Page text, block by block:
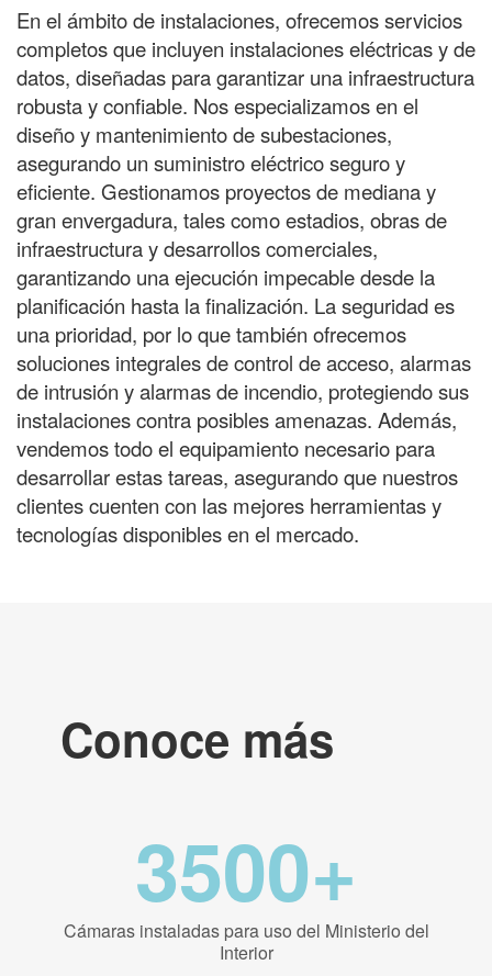
En el ámbito de instalaciones, ofrecemos servicios
completos que incluyen instalaciones eléctricas y de
datos, diseñadas para garantizar una infraestructura
robusta y confiable. Nos especializamos en el
diseño y mantenimiento de subestaciones,
asegurando un suministro eléctrico seguro y
eficiente. Gestionamos proyectos de mediana y
gran envergadura, tales como estadios, obras de
infraestructura y desarrollos comerciales,
garantizando una ejecución impecable desde la
planificación hasta la finalización. La seguridad es
una prioridad, por lo que también ofrecemos
soluciones integrales de control de acceso, alarmas
de intrusión y alarmas de incendio, protegiendo sus
instalaciones contra posibles amenazas. Además,
vendemos todo el equipamiento necesario para
desarrollar estas tareas, asegurando que nuestros
clientes cuenten con las mejores herramientas y
tecnologías disponibles en el mercado.
Conoce más
3500+
Cámaras instaladas para uso del Ministerio del
Interior